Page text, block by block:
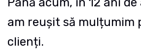
am reușit să mulțumim
clienți.